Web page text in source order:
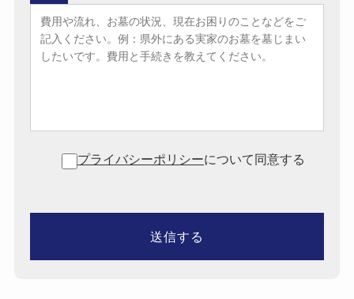
プライバシーポリシーについて同意する